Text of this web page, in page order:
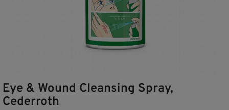
Eye & Wound Cleansing Spray,
Cederroth